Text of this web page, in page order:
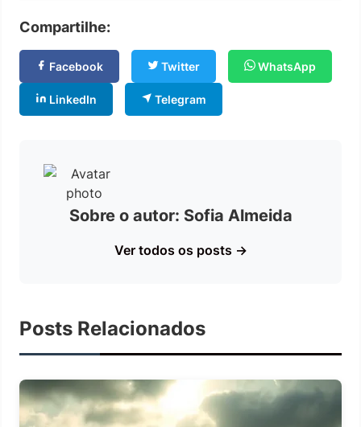
Compartilhe:
Facebook Twitter WhatsApp
LinkedIn Telegram
Sobre o autor: Sofia Almeida
Ver todos os posts →
Posts Relacionados